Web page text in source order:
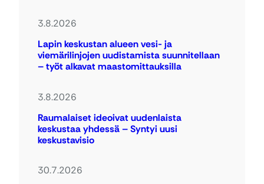
3.8.2026
Lapin keskustan alueen vesi- ja
viemärilinjojen uudistamista suunnitellaan
– työt alkavat maastomittauksilla
3.8.2026
Raumalaiset ideoivat uudenlaista
keskustaa yhdessä – Syntyi uusi
keskustavisio
30.7.2026